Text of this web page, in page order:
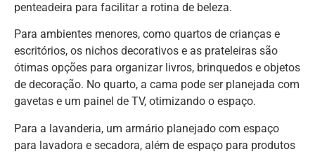
penteadeira para facilitar a rotina de beleza.
Para ambientes menores, como quartos de crianças e
escritórios, os nichos decorativos e as prateleiras são
ótimas opções para organizar livros, brinquedos e objetos
de decoração. No quarto, a cama pode ser planejada com
gavetas e um painel de TV, otimizando o espaço.
Para a lavanderia, um armário planejado com espaço
para lavadora e secadora, além de espaço para produtos